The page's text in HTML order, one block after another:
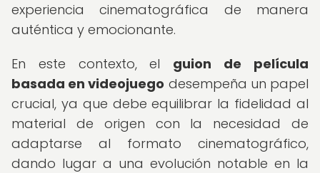
experiencia cinematográfica de manera
auténtica y emocionante.
En este contexto, el guion de película
basada en videojuego desempeña un papel
crucial, ya que debe equilibrar la fidelidad al
material de origen con la necesidad de
adaptarse al formato cinematográfico,
dando lugar a una evolución notable en la